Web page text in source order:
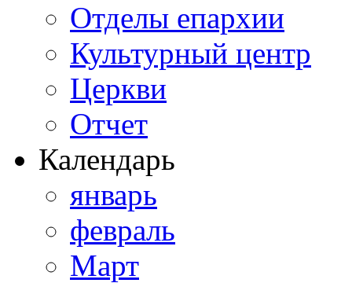
Отделы епархии
Культурный центр
Церкви
Отчет
Календарь
январь
февраль
Март